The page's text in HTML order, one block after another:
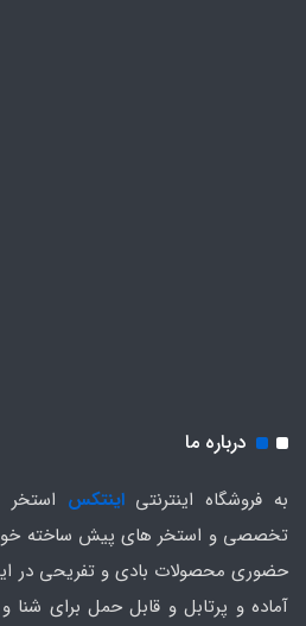
درباره ما
به فروشگاه اینترنتیاینتکس
تخصصی و استخر های پیش ساخته
حضوری محصولات بادی و تفریحی در
آماده و پرتابل و قابل حمل برای شنا